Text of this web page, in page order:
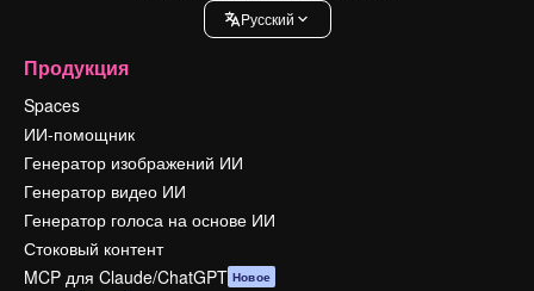
Pусский
Продукция
Spaces
ИИ-помощник
Генератор изображений ИИ
Генератор видео ИИ
Генератор голоса на основе ИИ
Стоковый контент
MCP для Claude/ChatGPT Новое